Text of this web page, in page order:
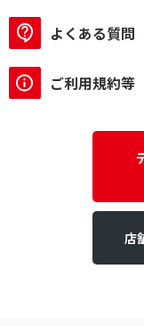
よくある質問
ご利用規約等
店